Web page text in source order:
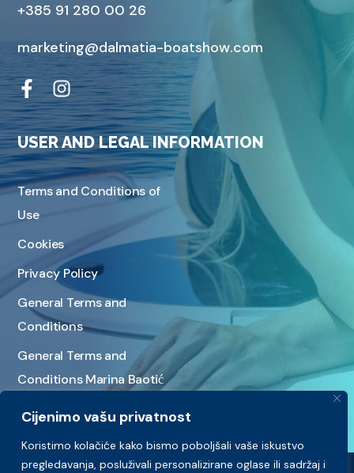
Cijenimo vašu privatnost
Koristimo kolačiće kako bismo poboljšali vaše iskustvo
pregledavanja, posluživali personalizirane oglase ili sadržaj i
+385 91 280 00 26
marketing@dalmatia-boatshow.com
USER AND LEGAL INFORMATION
Terms and Conditions of
Use
Cookies
Privacy Policy
General Terms and
Conditions
General Terms and
Conditions Marina Baotić